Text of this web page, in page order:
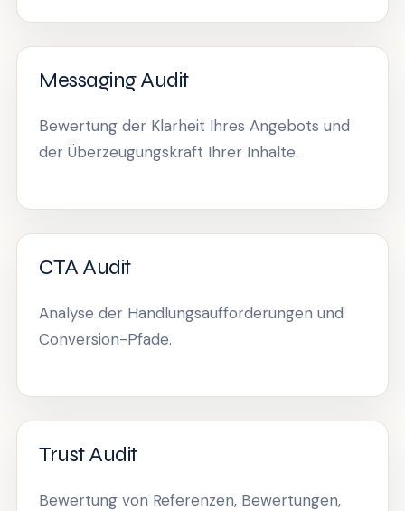
Messaging Audit
Bewertung der Klarheit Ihres Angebots und
der Überzeugungskraft Ihrer Inhalte.
CTA Audit
Analyse der Handlungsaufforderungen und
Conversion-Pfade.
Trust Audit
Bewertung von Referenzen, Bewertungen,